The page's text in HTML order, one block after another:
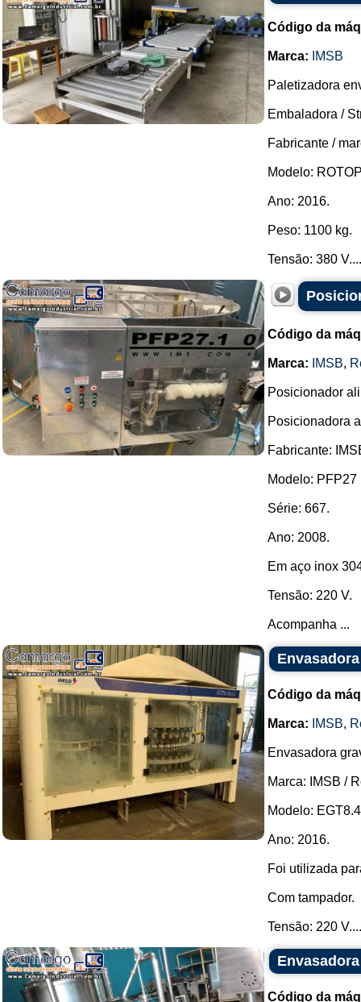
Código da
Marca: IMSB
Paletizadora
Embaladora /
Fabricante /
Modelo:
Ano: 2016.
Peso: 1100 kg.
Tensão: 380 V....
Código da
Marca: IMSB,
Posicionador
Posicionadora
Fabricante:
Modelo: PFP27
Série: 667.
Ano: 2008.
Em aço inox
Tensão: 220 V.
Acompanha ...
Código da
Marca: IMSB,
Envasadora
Marca: IMSB /
Modelo:
Ano: 2016.
Foi utilizada
Com tampador.
Tensão: 220 V....
Código da